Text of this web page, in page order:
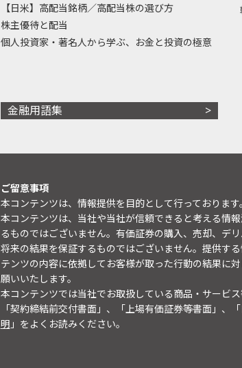
【日米】高配当銘柄／高配当株の選び方
株主優待と配当
個人投資家・著名人から学ぶ、お金と投資の極意
金融用語集
ご留意事項
本コンテンツは、情報提供を目的として行っております。
本コンテンツは、当社や当社が信頼できると考える情
るものではございません。有価証券の購入、売却、デ
将来の結果を保証するものではございません。提供す
テンツの内容に依拠してお客様が取った行動の結果に
願いいたします。
本コンテンツでは当社でお取扱している商品・サービ
「契約締結前交付書面」、「上場有価証券等書面」、
明 」をよくお読みください。